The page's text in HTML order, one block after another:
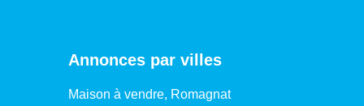
Annonces par villes
Maison à vendre, Romagnat